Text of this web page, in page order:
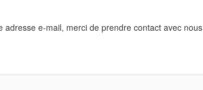
adresse e-mail, merci de prendre contact avec nous